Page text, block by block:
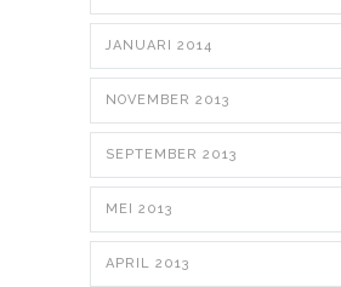
JANUARI 2014
NOVEMBER 2013
SEPTEMBER 2013
MEI 2013
APRIL 2013